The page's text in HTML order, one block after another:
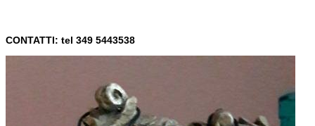
CONTATTI: tel 349 5443538